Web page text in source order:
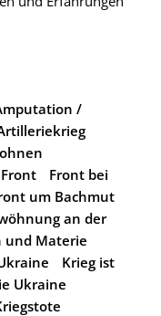
/
Front
Front bei
um Bachmut
an der
und Materie
Krieg ist
Ukraine